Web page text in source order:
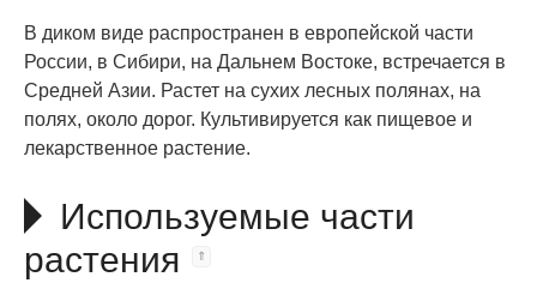
В диком виде распространен в европейской части
России, в Сибири, на Дальнем Востоке, встречается в
Средней Азии. Растет на сухих лесных полянах, на
полях, около дорог. Культивируется как пищевое и
лекарственное растение.
Используемые части
растения